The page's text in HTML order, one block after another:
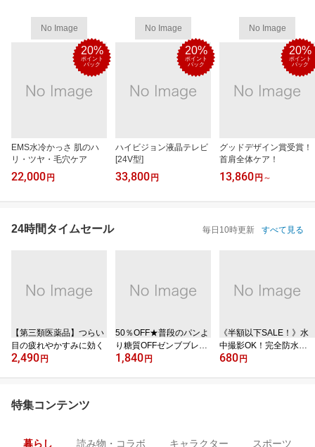
No Image
20%
ポイント
バック
EMS水冷かっさ 肌のハ
リ・ツヤ・毛穴ケア
22,000 円
No Image
20%
ポイント
バック
ハイビジョン液晶テレビ
[24V型]
33,800 円
No Image
20%
ポイント
バック
グッドデザイン賞受賞！
首肩全体ケア！
13,860 円 ～
24時間タイムセール 毎日10時更新 すべて見る
【第三類医薬品】つらい
目の疲れやかすみに効く
2,490 円
50％OFF★普段のパンよ
り糖質OFFゼンブブレッ
ド
1,840 円
《半額以下SALE！》水
中撮影OK！完全防水ケ
ース
680 円
特集コンテンツ
暮らし 読み物・コラボ キャラクター スポーツ